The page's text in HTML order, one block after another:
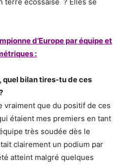
d’Europe par équipe et
:
quel bilan tires-tu de ces
vraiment que du positif de ces
étaient mes premiers en tant
très soudée dès le
clairement un podium par
atteint malgré quelques